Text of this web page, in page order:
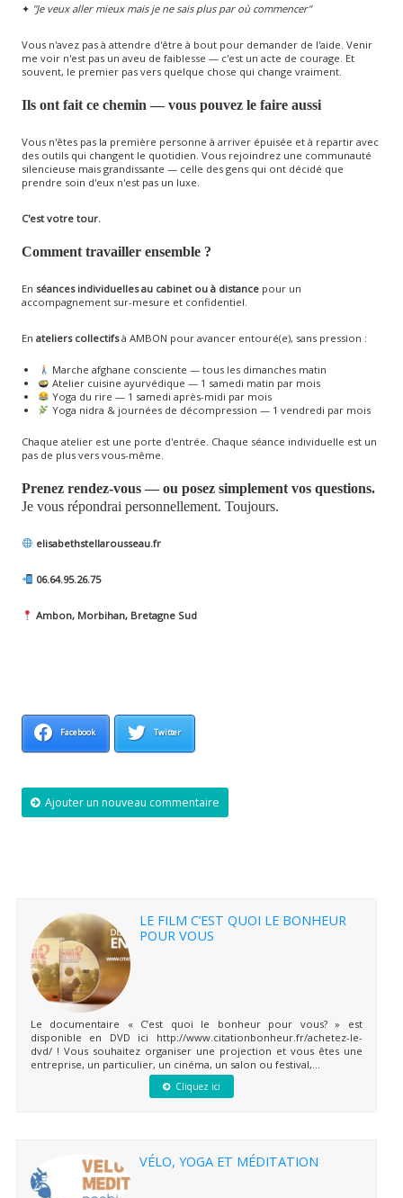
✦ "Je veux aller mieux mais je ne sais plus par où commencer"
Vous n'avez pas à attendre d'être à bout pour demander de l'aide. Venir
me voir n'est pas un aveu de faiblesse — c'est un acte de courage. Et
souvent, le premier pas vers quelque chose qui change vraiment.
Ils ont fait ce chemin — vous pouvez le faire aussi
Vous n'êtes pas la première personne à arriver épuisée et à repartir avec
des outils qui changent le quotidien. Vous rejoindrez une communauté
silencieuse mais grandissante — celle des gens qui ont décidé que
prendre soin d'eux n'est pas un luxe.
C'est votre tour.
Comment travailler ensemble ?
En séances individuelles au cabinet ou à distancepour un
accompagnement sur-mesure et confidentiel.
En ateliers collectifsà AMBON pour avancer entouré(e), sans pression :
Marche afghane consciente — tous les dimanches matin
Atelier cuisine ayurvédique — 1 samedi matin par mois
Yoga du rire — 1 samedi après-midi par mois
Yoga nidra & journées de décompression — 1 vendredi par mois
Chaque atelier est une porte d'entrée. Chaque séance individuelle est un
pas de plus vers vous-même.
Prenez rendez-vous — ou posez simplement vos questions.
Je vous répondrai personnellement. Toujours.
elisabethstellarousseau.fr
06.64.95.26.75
Ambon, Morbihan, Bretagne Sud
Facebook Twitter
Ajouter un nouveau commentaire
LE FILM C’EST QUOI LE BONHEUR
POUR VOUS
Le documentaire « C’est quoi le bonheur pour vous? » est
disponible en DVD ici http://www.citationbonheur.fr/achetez-le-
dvd/ ! Vous souhaitez organiser une projection et vous êtes une
entreprise, un particulier, un cinéma, un salon ou festival,...
Cliquez ici
VÉLO, YOGA ET MÉDITATION